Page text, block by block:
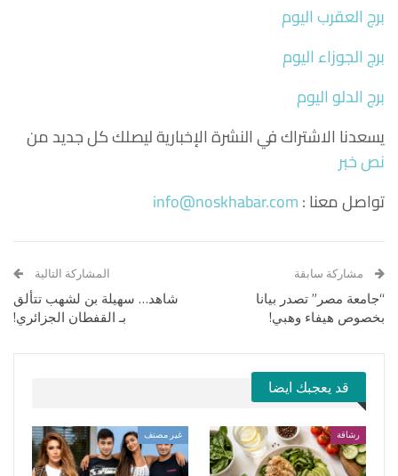
برج العقرب اليوم
برج الجوزاء اليوم
برج الدلو اليوم
يسعدنا الاشتراك في النشرة الإخبارية ليصلك كل جديد من
نص خبر
تواصل معنا :info@noskhabar.com
مشاركة سابقة
“جامعة مصر” تصدر بيانا
بخصوص هيفاء وهبي!
المشاركة التالية
شاهد… سهيلة بن لشهب تتألق
بـ القفطان الجزائري!
قد يعجبك ايضا
رشاقة غير مصنف